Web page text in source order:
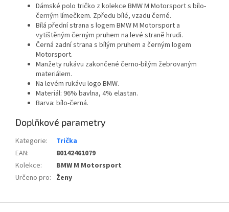
Dámské polo tričko z kolekce BMW M Motorsport s bílo-
černým límečkem. Zpředu bílé, vzadu černé.
Bílá přední strana s logem BMW M Motorsport a
vytištěným černým pruhem na levé straně hrudi.
Černá zadní strana s bílým pruhem a černým logem
Motorsport.
Manžety rukávu zakončené černo-bílým žebrovaným
materiálem.
Na levém rukávu logo BMW.
Materiál: 96% bavlna, 4% elastan.
Barva: bílo-černá.
Doplňkové parametry
Kategorie:
Trička
EAN:
80142461079
Kolekce:
BMW M Motorsport
Určeno pro: Ženy